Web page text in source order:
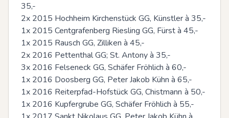
35,-
2x 2015 Hochheim Kirchenstück GG, Künstler à 35,-
1x 2015 Centgrafenberg Riesling GG, Fürst à 45,-
1x 2015 Rausch GG, Zilliken à 45,-
2x 2016 Pettenthal GG; St. Antony à 35,-
3x 2016 Felseneck GG, Schäfer Fröhlich à 60,-
1x 2016 Doosberg GG, Peter Jakob Kühn à 65,-
1x 2016 Reiterpfad-Hofstück GG, Chistmann	à 50,-
1x 2016 Kupfergrube GG, Schäfer Fröhlich à 55,-